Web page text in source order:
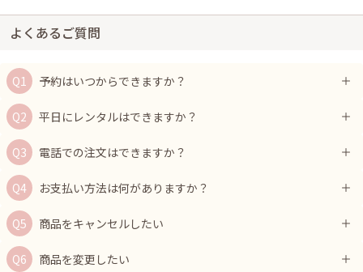
よくあるご質問
予約はいつからできますか？
平日にレンタルはできますか？
電話での注文はできますか？
お支払い方法は何がありますか？
商品をキャンセルしたい
商品を変更したい